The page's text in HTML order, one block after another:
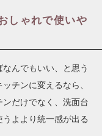
しゃれで使いや
んでもいい、と思う
チンに変えるなら、
だけでなく、洗面台
よより統一感が出る